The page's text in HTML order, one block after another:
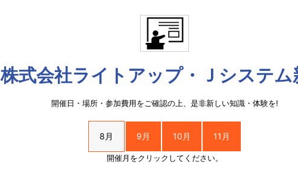
株式会社ライトアップ・Ｊシステム
開催日・場所・参加費用をご確認の上、是非新しい知識・体験を!
8月 9月 10月 11月
開催月をクリックしてください。